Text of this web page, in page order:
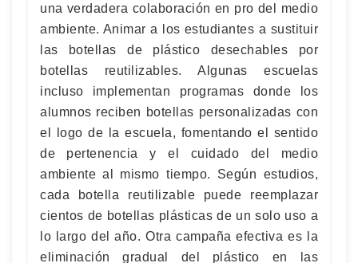
una verdadera colaboración en pro del medio
ambiente. Animar a los estudiantes a sustituir
las botellas de plástico desechables por
botellas reutilizables. Algunas escuelas
incluso implementan programas donde los
alumnos reciben botellas personalizadas con
el logo de la escuela, fomentando el sentido
de pertenencia y el cuidado del medio
ambiente al mismo tiempo. Según estudios,
cada botella reutilizable puede reemplazar
cientos de botellas plásticas de un solo uso a
lo largo del año. Otra campaña efectiva es la
eliminación gradual del plástico en las